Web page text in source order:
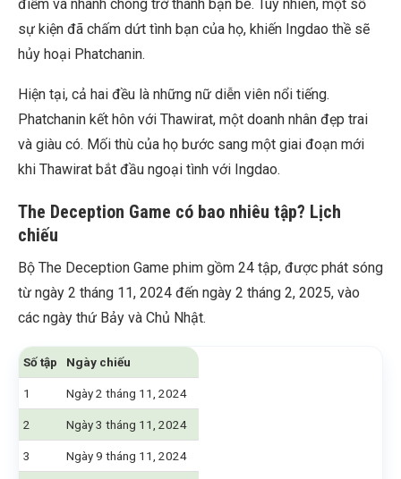
điểm và nhanh chóng trở thành bạn bè. Tuy nhiên, một số
sự kiện đã chấm dứt tình bạn của họ, khiến Ingdao thề sẽ
hủy hoại Phatchanin.
Hiện tại, cả hai đều là những nữ diễn viên nổi tiếng.
Phatchanin kết hôn với Thawirat, một doanh nhân đẹp trai
và giàu có. Mối thù của họ bước sang một giai đoạn mới
khi Thawirat bắt đầu ngoại tình với Ingdao.
The Deception Game có bao nhiêu tập? Lịch
chiếu
Bộ The Deception Game phim gồm 24 tập, được phát sóng
từ ngày 2 tháng 11, 2024 đến ngày 2 tháng 2, 2025, vào
các ngày thứ Bảy và Chủ Nhật.
Số tập Ngày chiếu
1 Ngày 2 tháng 11, 2024
2 Ngày 3 tháng 11, 2024
3 Ngày 9 tháng 11, 2024